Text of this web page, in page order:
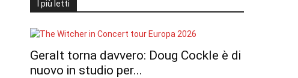
I più letti
Geralt torna davvero: Doug Cockle è di
nuovo in studio per...